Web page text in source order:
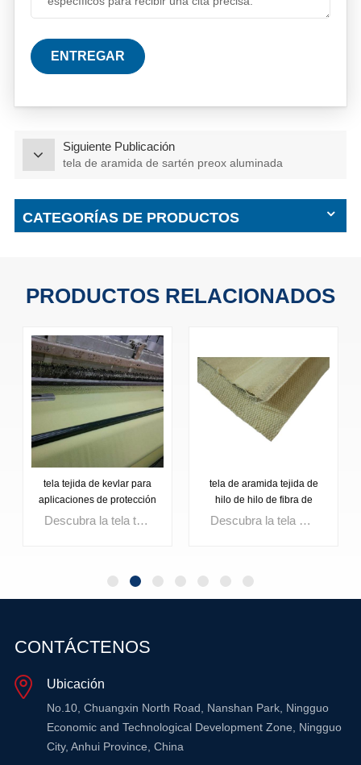
ENTREGAR
Siguiente Publicación
tela de aramida de sartén preox aluminada
CATEGORÍAS DE PRODUCTOS
PRODUCTOS RELACIONADOS
tela tejida de kevlar para
aplicaciones de protección
Descubra la tela tejida Kevlar para aplicaciones de protección: versátil, rentable y ampliamente utilizado en aplicaciones industriales Ligero pero fuerte, ofrece flexibilidad de diseño y excelentes propiedades eléctricas, lo que garantiza un rendimiento óptimo en diversos entornos.
MÁS
INFORMACIÓN
tela de aramida tejida de
hilo de hilo de fibra de
vidrio
Descubra la tela de aramida tejida combinada de hilo de fibra de vidrio: una mezcla de protección premium que ofrece un rendimiento superior en varias aplicaciones Ligero pero estructuralmente estable, protege el equipo y el personal en entornos peligrosos Ideal para ropa de seguridad, articulaciones de expansión, cubiertas de manguera y más, su mezcla compuesta garantiza la durabilidad y el desgaste no irritante Con alta resistencia, resistencia a la abrasión y estabilidad térmica, es la mejor opción para soluciones personalizadas Aparentemente operativo y no peligroso, prioriza la comodidad y seguridad del operador.
CONTÁCTENOS
Ubicación
No.10, Chuangxin North Road, Nanshan Park, Ningguo
Economic and Technological Development Zone, Ningguo
City, Anhui Province, China